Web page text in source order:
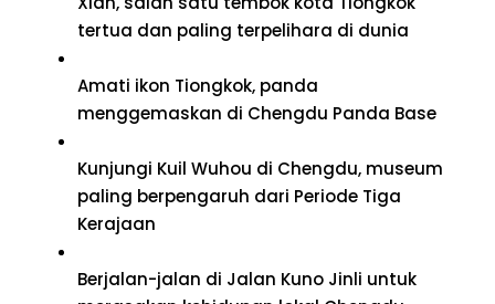
tertua dan paling terpelihara di dunia
Amati ikon Tiongkok, panda
menggemaskan di Chengdu Panda Base
Kunjungi Kuil Wuhou di Chengdu, museum
paling berpengaruh dari Periode Tiga
Kerajaan
Berjalan-jalan di Jalan Kuno Jinli untuk